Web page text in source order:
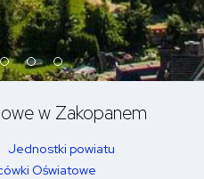
w Zakopanem
Jednostki powiatu
Oświatowe